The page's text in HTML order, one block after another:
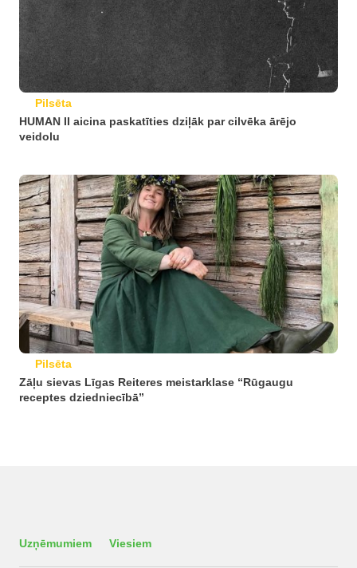
Pilsēta
HUMAN II aicina paskatīties dziļāk par cilvēka ārējo
veidolu
Pilsēta
Zāļu sievas Līgas Reiteres meistarklase “Rūgaugu
receptes dziedniecībā”
Uzņēmumiem Viesiem